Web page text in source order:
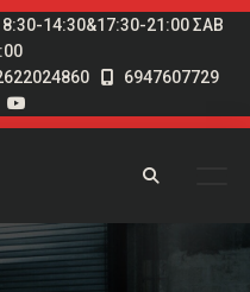
14:30&17:30-21:00 ΣΑΒ
6947607729